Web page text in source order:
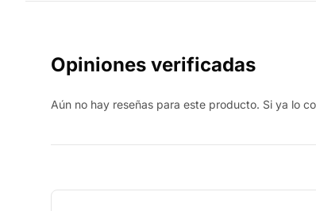
Opiniones verificadas
Aún no hay reseñas para este producto. Si ya lo